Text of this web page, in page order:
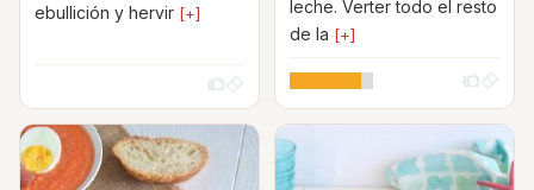
ebullición y hervir [+]
leche. Verter todo el resto
de la [+]